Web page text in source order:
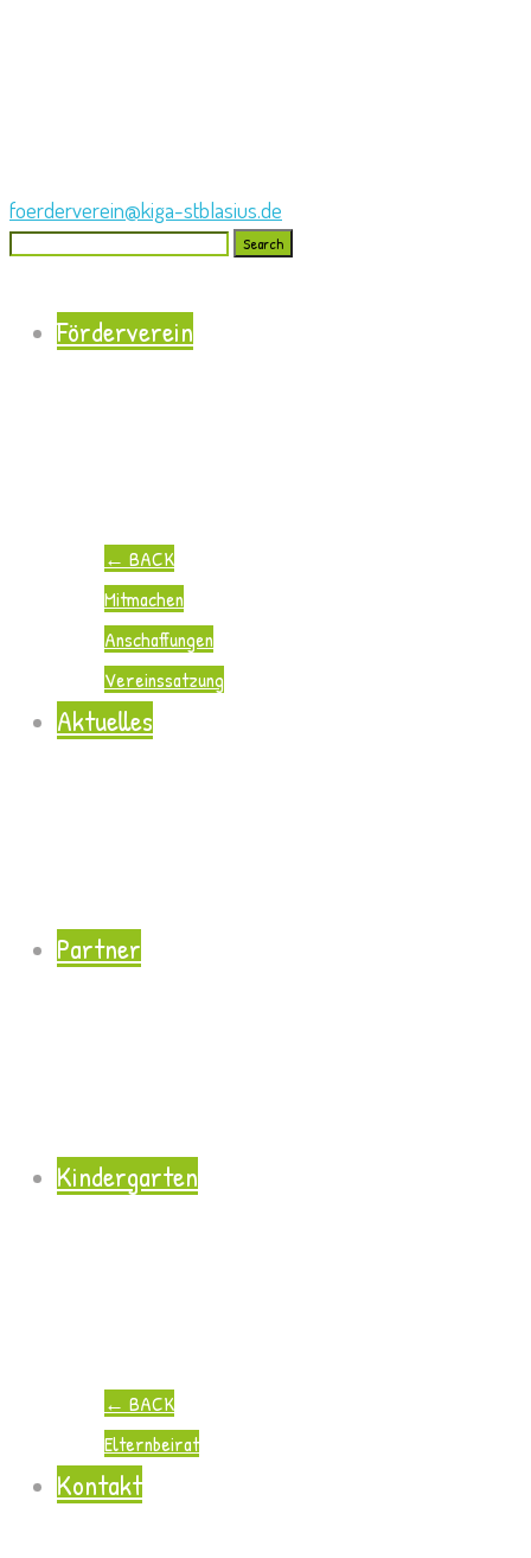
foerderverein@kiga-stblasius.de
Search
Förderverein
← BACK
Mitmachen
Anschaffungen
Vereinssatzung
Aktuelles
Partner
Kindergarten
← BACK
Elternbeirat
Kontakt